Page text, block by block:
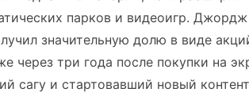
парков и видеоигр.
значительную долю в виде
через три года после покупки на
сагу и стартовавший новый